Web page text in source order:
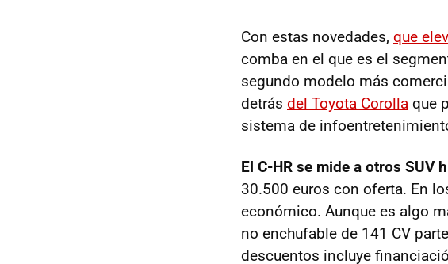
Con estas novedades, que
comba en el que es el
segundo modelo más
detrás del Toyota Corolla que
sistema de
El C-HR se mide a otros SUV
30.500 euros con oferta. En
económico. Aunque es algo
no enchufable de 141 CV
descuentos incluye